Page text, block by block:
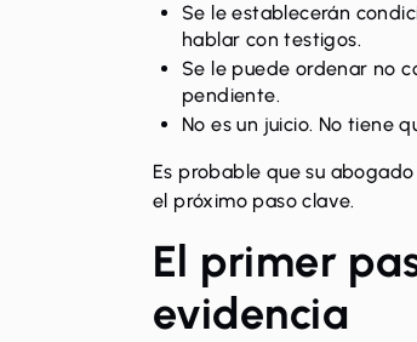
Se le establecerán
hablar con testigos.
Se le puede ordenar no
pendiente.
No es un juicio. No tiene
Es probable que su
el próximo paso clave.
El primer
evidencia